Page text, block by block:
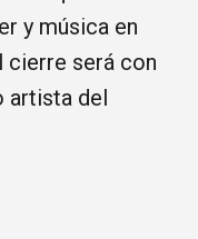
y música en
cierre será con
artista del